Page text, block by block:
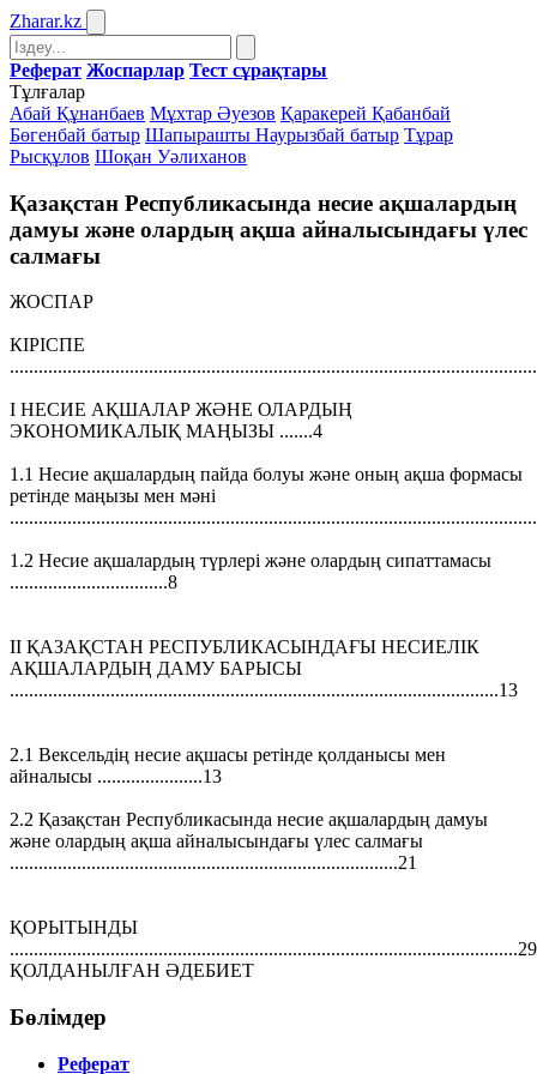
Zharar.kz
Реферат Жоспарлар Тест сұрақтары
Тұлғалар
Абай Құнанбаев Мұхтар Әуезов Қаракерей Қабанбай
Бөгенбай батыр Шапырашты Наурызбай батыр Тұрар
Рысқұлов Шоқан Уәлиханов
Қазақстан Республикасында несие ақшалардың
дамуы және олардың ақша айналысындағы үлес
салмағы
ЖОСПАР
КІРІСПЕ
I НЕСИЕ АҚШАЛАР ЖӘНЕ ОЛАРДЫҢ
ЭКОНОМИКАЛЫҚ МАҢЫЗЫ .......4
1.1 Несие ақшалардың пайда болуы және оның ақша формасы
ретінде маңызы мен мәні
1.2 Несие ақшалардың түрлері және олардың сипаттамасы
.................................8
II ҚАЗАҚСТАН РЕСПУБЛИКАСЫНДАҒЫ НЕСИЕЛІК
АҚШАЛАРДЫҢ ДАМУ БАРЫСЫ
......................................................................................................13
2.1 Вексельдің несие ақшасы ретінде қолданысы мен
айналысы ......................13
2.2 Қазақстан Республикасында несие ақшалардың дамуы
және олардың ақша айналысындағы үлес салмағы
.................................................................................21
ҚОРЫТЫНДЫ
..........................................................................................................29
ҚОЛДАНЫЛҒАН ӘДЕБИЕТ
Бөлімдер
Реферат